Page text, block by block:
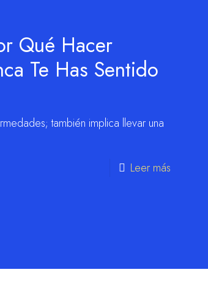
Qué Hacer
Te Has Sentido
también implica llevar una
Leer más